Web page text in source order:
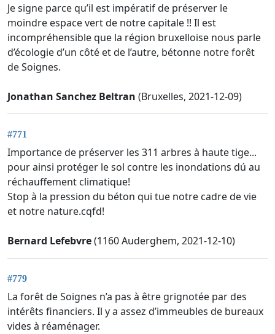
Je signe parce qu’il est impératif de préserver le
moindre espace vert de notre capitale !! Il est
incompréhensible que la région bruxelloise nous parle
d’écologie d’un côté et de l’autre, bétonne notre forêt
de Soignes.
Jonathan Sanchez Beltran (Bruxelles, 2021-12-09)
#771
Importance de préserver les 311 arbres à haute tige...
pour ainsi protéger le sol contre les inondations dú au
réchauffement climatique!
Stop à la pression du béton qui tue notre cadre de vie
et notre nature.cqfd!
Bernard Lefebvre(1160 Auderghem, 2021-12-10)
#779
La forêt de Soignes n’a pas à être grignotée par des
intérêts financiers. Il y a assez d’immeubles de bureaux
vides à réaménager.